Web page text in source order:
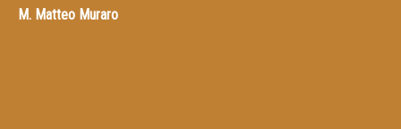
M. Matteo Muraro